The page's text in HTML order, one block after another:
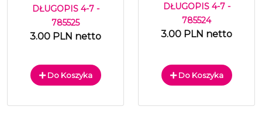
DŁUGOPIS 4-7 -
785525
3.00 PLN netto
Do Koszyka
DŁUGOPIS 4-7 -
785524
3.00 PLN netto
Do Koszyka